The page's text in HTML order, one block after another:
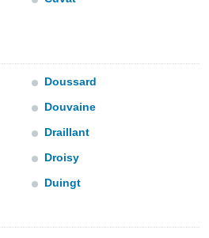
Doussard
Douvaine
Draillant
Droisy
Duingt